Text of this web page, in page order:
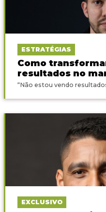
ESTRATÉGIAS
Como
resultados no
“Não estou vendo
EXCLUSIVO